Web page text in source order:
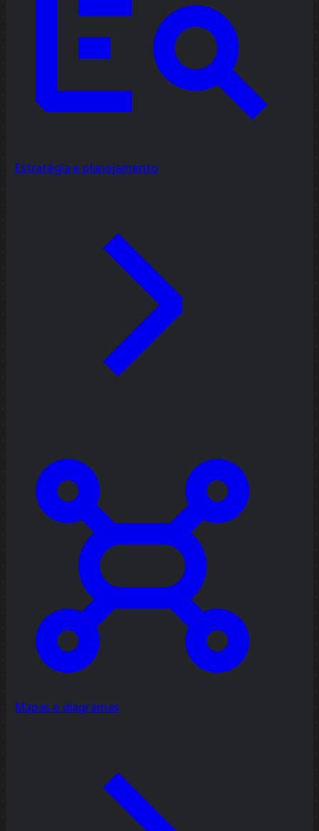
Estratégia e planejamento
Mapas e diagramas